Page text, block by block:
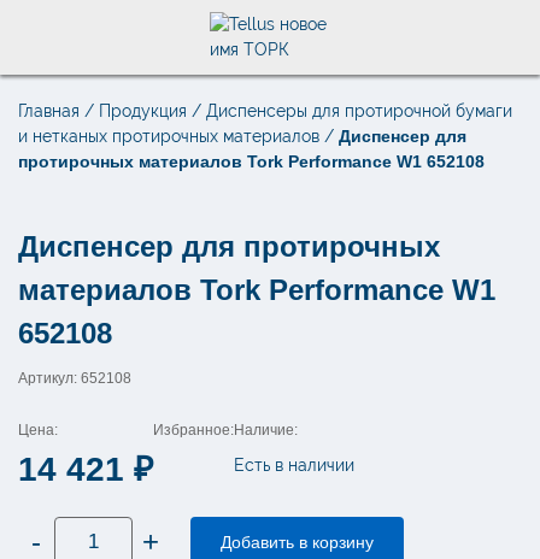
Поиск по товарам
×
Главная / Продукция / Диспенсеры для протирочной бумаги
и нетканых протирочных материалов / Диспенсер для
протирочных материалов Tork Performance W1 652108
Диспенсер для протирочных
материалов Tork Performance W1
652108
Артикул: 652108
Цена:
14 421 ₽
Избранное:Наличие:
Есть в наличии
-
Количество
товара
+ Добавить в корзину